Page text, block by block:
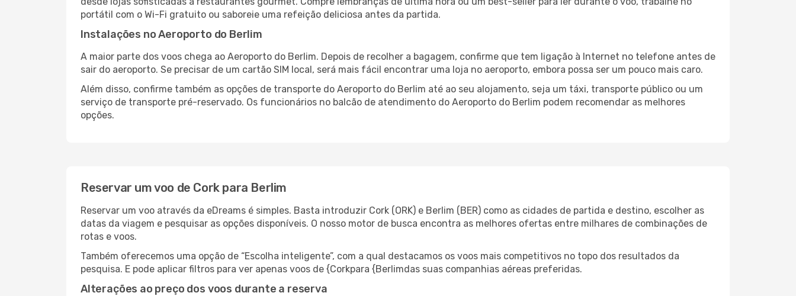
portátil com o Wi-Fi gratuito ou saboreie uma refeição deliciosa antes da partida.
Instalações no Aeroporto do Berlim
A maior parte dos voos chega ao Aeroporto do Berlim. Depois de recolher a bagagem, confirme que tem ligação à Internet no telefone antes de
sair do aeroporto. Se precisar de um cartão SIM local, será mais fácil encontrar uma loja no aeroporto, embora possa ser um pouco mais caro.
Além disso, confirme também as opções de transporte do Aeroporto do Berlim até ao seu alojamento, seja um táxi, transporte público ou um
serviço de transporte pré-reservado. Os funcionários no balcão de atendimento do Aeroporto do Berlim podem recomendar as melhores
opções.
Reservar um voo de Cork para Berlim
Reservar um voo através da eDreams é simples. Basta introduzir Cork (ORK) e Berlim (BER) como as cidades de partida e destino, escolher as
datas da viagem e pesquisar as opções disponíveis. O nosso motor de busca encontra as melhores ofertas entre milhares de combinações de
rotas e voos.
Também oferecemos uma opção de “Escolha inteligente”, com a qual destacamos os voos mais competitivos no topo dos resultados da
pesquisa. E pode aplicar filtros para ver apenas voos de {Corkpara {Berlimdas suas companhias aéreas preferidas.
Alterações ao preço dos voos durante a reserva